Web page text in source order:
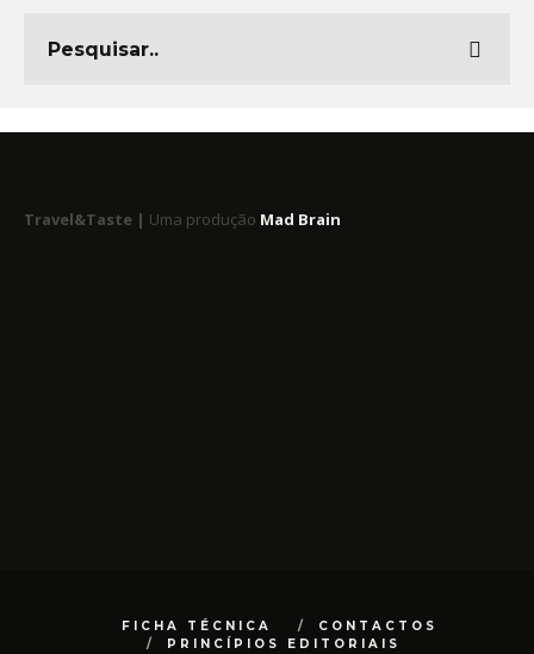
Travel&Taste | Uma produção Mad Brain
FICHA TÉCNICA
CONTACTOS
PRINCÍPIOS EDITORIAIS